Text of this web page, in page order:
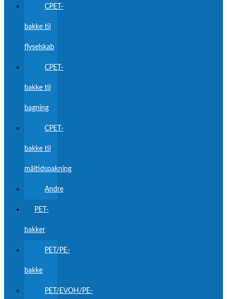
CPET-
bakke til
flyselskab
CPET-
bakke til
bagning
CPET-
bakke til
måltidspakning
Andre
PET-
bakker
PET/PE-
bakke
PET/EVOH/PE-